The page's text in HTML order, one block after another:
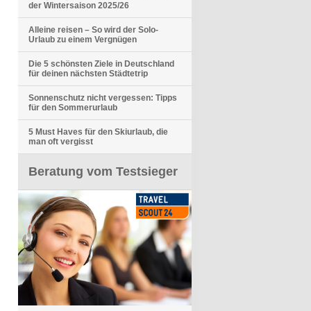
der Wintersaison 2025/26
Alleine reisen – So wird der Solo-
Urlaub zu einem Vergnügen
Die 5 schönsten Ziele in Deutschland
für deinen nächsten Städtetrip
Sonnenschutz nicht vergessen: Tipps
für den Sommerurlaub
5 Must Haves für den Skiurlaub, die
man oft vergisst
Beratung vom Testsieger